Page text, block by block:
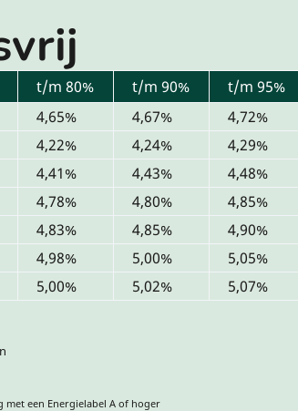
t/m 80% t/m 90% t/m 95%
4,65% 4,67% 4,72%
4,22% 4,24% 4,29%
4,41% 4,43% 4,48%
4,78% 4,80% 4,85%
4,83% 4,85% 4,90%
4,98% 5,00% 5,05%
5,00% 5,02% 5,07%
een Energielabel A of hoger